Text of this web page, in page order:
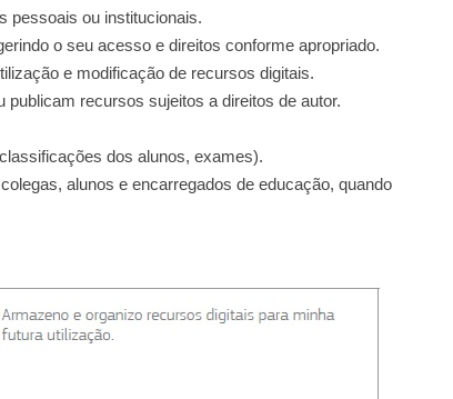
pessoais ou institucionais.
o seu acesso e direitos conforme apropriado.
e modificação de recursos digitais.
recursos sujeitos a direitos de autor.
dos alunos, exames).
alunos e encarregados de educação, quando